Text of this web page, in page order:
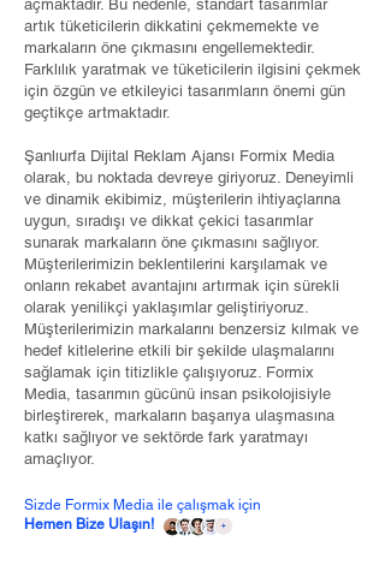
açmaktadır. Bu nedenle, standart tasarımlar
artık tüketicilerin dikkatini çekmemekte ve
markaların öne çıkmasını engellemektedir.
Farklılık yaratmak ve tüketicilerin ilgisini çekmek
için özgün ve etkileyici tasarımların önemi gün
geçtikçe artmaktadır.
Şanlıurfa Dijital Reklam Ajansı Formix Media
olarak, bu noktada devreye giriyoruz. Deneyimli
ve dinamik ekibimiz, müşterilerin ihtiyaçlarına
uygun, sıradışı ve dikkat çekici tasarımlar
sunarak markaların öne çıkmasını sağlıyor.
Müşterilerimizin beklentilerini karşılamak ve
onların rekabet avantajını artırmak için sürekli
olarak yenilikçi yaklaşımlar geliştiriyoruz.
Müşterilerimizin markalarını benzersiz kılmak ve
hedef kitlelerine etkili bir şekilde ulaşmalarını
sağlamak için titizlikle çalışıyoruz. Formix
Media, tasarımın gücünü insan psikolojisiyle
birleştirerek, markaların başarıya ulaşmasına
katkı sağlıyor ve sektörde fark yaratmayı
amaçlıyor.
Sizde Formix Media ile çalışmak için
Hemen Bize Ulaşın!